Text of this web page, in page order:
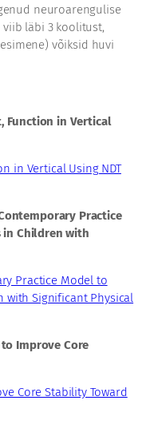
neuroarengulise
viib läbi 3 koolitust,
võiksid huvi
Function in Vertical
in Vertical Using NDT
Practice
in Children with
Practice Model to
with Significant Physical
Improve Core
Core Stability Toward